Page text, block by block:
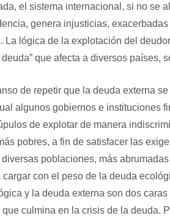
el sistema internacional, si no se
genera injusticias,
La lógica de la explotación del
deuda” que afecta a diversos países,
de repetir que la deuda externa
algunos gobiernos e instituciones
de explotar de manera
pobres, a fin de satisfacer las
poblaciones, más
con el peso de la deuda
y la deuda externa son dos
culmina en la crisis de la deuda.